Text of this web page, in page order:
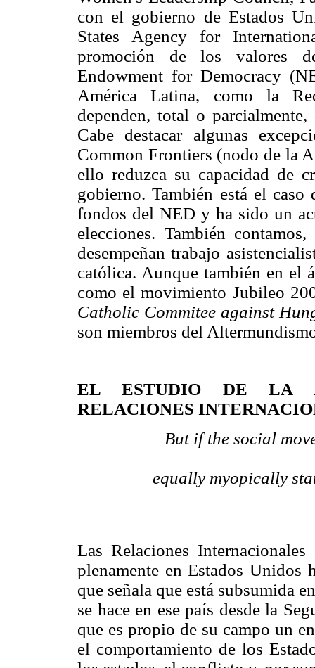
con el gobierno de Estados
States Agency for
promoción de los valores
Endowment for Democracy
América Latina, como la
dependen, total o
Cabe destacar algunas
Common Frontiers (nodo de la
ello reduzca su capacidad de
gobierno. También está el
fondos del NED y ha sido un
elecciones. También
desempeñan trabajo
católica. Aunque también en el
como el movimiento Jubileo
Catholic Commitee against
son miembros del
EL ESTUDIO DE LA
RELACIONES
But if the social
equally myopically
Las Relaciones
plenamente en Estados Unidos
que señala que está subsumida
se hace en ese país desde la
que es propio de su campo un
el comportamiento de los